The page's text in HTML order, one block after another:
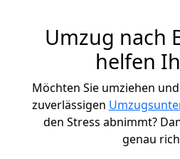
Umzug nach
helfen
Möchten Sie umziehen
zuverlässigen
den Stress abnimmt?
genau